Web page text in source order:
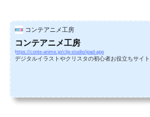
コンテアニメ工房
コンテアニメ工房
https://conte-anime.jp/clip-studio/ipad-app
デジタルイラストやクリスタの初心者お役立ちサイト